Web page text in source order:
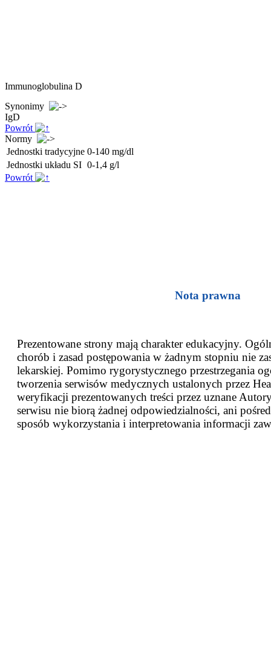
Immunoglobulina D
Synonimy
IgD
Powrót
Normy
Jednostki tradycyjne 0-140 mg/dl
Jednostki układu SI 0-1,4 g/l
Powrót
Nota prawna
Prezentowane strony mają charakter edukacyjny.
chorób i zasad postępowania w żadnym stopniu nie
lekarskiej. Pomimo rygorystycznego przestrzegania
tworzenia serwisów medycznych ustalonych przez
weryfikacji prezentowanych treści przez uznane
serwisu nie biorą żadnej odpowiedzialności, ani
sposób wykorzystania i interpretowania informacji